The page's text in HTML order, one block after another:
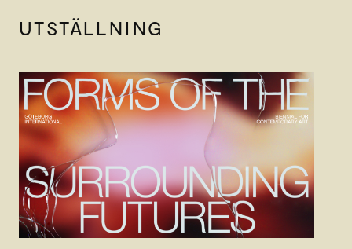
UTSTÄLLNING